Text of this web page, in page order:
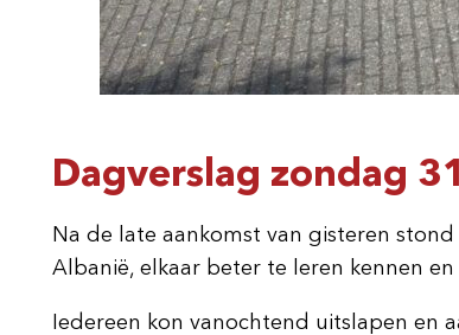
Dagverslag zondag
Na de late aankomst van gisteren
Albanië, elkaar beter te leren kennen
Iedereen kon vanochtend uitslapen en